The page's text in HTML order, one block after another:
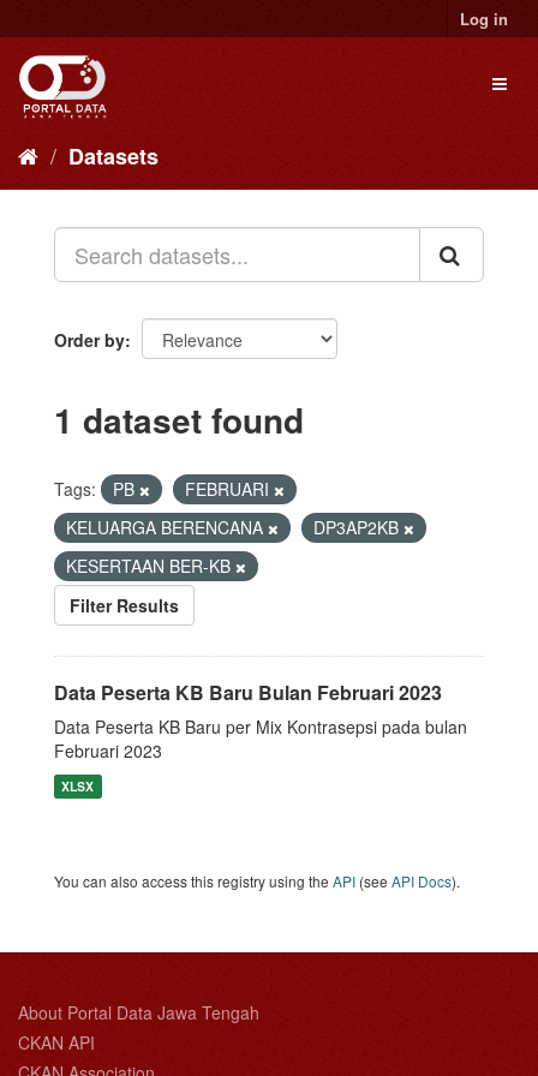
to
content
Log in
Datasets
Order by
1 dataset found
Tags: PB
FEBRUARI
KELUARGA BERENCANA
DP3AP2KB
KESERTAAN BER-KB
Filter Results
Data Peserta KB Baru Bulan Februari 2023
Data Peserta KB Baru per Mix Kontrasepsi pada bulan
Februari 2023
XLSX
You can also access this registry using the API (see API Docs).
About Portal Data Jawa Tengah
CKAN API